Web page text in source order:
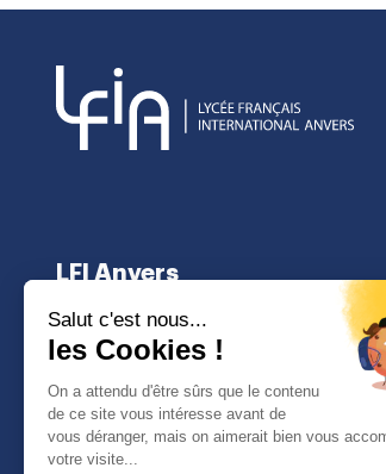
LFI Anvers
À propos
Cursus scolaire
Admissions